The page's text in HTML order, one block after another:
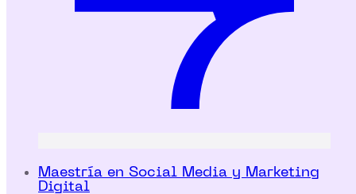
Maestría en Social Media y Marketing
Digital